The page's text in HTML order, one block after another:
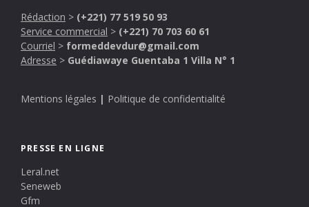
Rédaction > (+221) 77 519 50 93
Service commercial > (+221) 70 703 60 61
Courriel > formeddevdur@gmail.com
Adresse > Guédiawaye Guentaba 1 Villa N° 1
Mentions légales | Politique de confidentialité
PRESSE EN LIGNE
Leral.net
Seneweb
Gfm